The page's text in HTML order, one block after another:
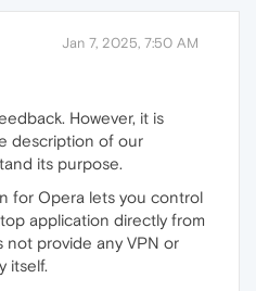
Jan 7, 2025, 7:50 AM
However, it is
description of our
its purpose.
for Opera lets you control
application directly from
not provide any VPN or
itself.